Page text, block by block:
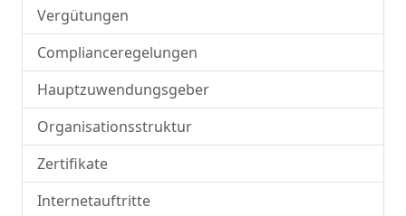
Vergütungen
Complianceregelungen
Hauptzuwendungsgeber
Organisationsstruktur
Zertifikate
Internetauftritte